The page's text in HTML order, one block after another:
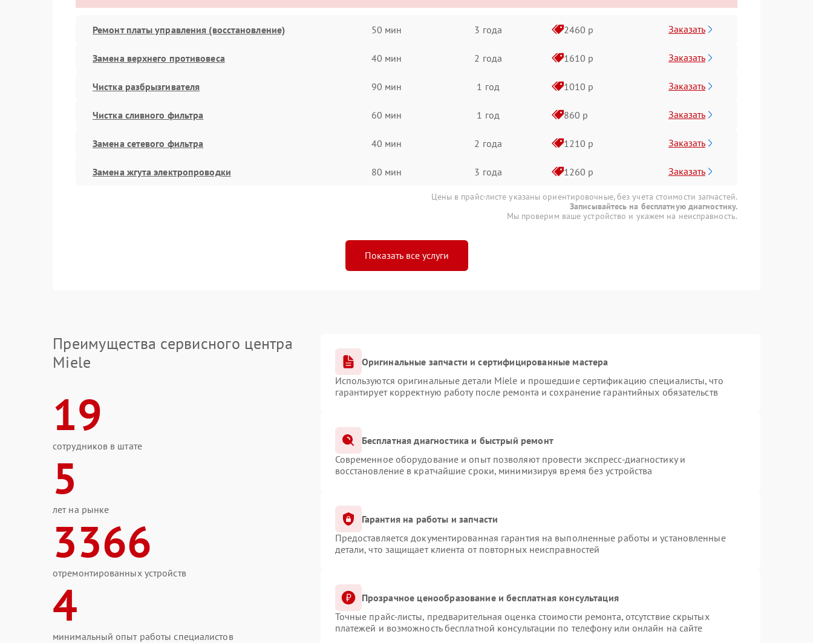
Ремонт платы управления (восстановление) 50 мин 3 года 2460 р Заказать
Замена верхнего противовеса 40 мин 2 года 1610 р Заказать
Чистка разбрызгивателя 90 мин 1 год 1010 р Заказать
Чистка сливного фильтра 60 мин 1 год 860 р Заказать
Замена сетевого фильтра 40 мин 2 года 1210 р Заказать
Замена жгута электропроводки 80 мин 3 года 1260 р Заказать
Цены в прайс-листе указаны ориентировочные, без учета стоимости запчастей.
Записывайтесь на бесплатную диагностику.
Мы проверим ваше устройство и укажем на неисправность.
Показать все услуги
Преимущества сервисного центра
Miele
19
сотрудников в штате
5
лет на рынке
3366
отремонтированных устройств
4
минимальный опыт работы специалистов
Оригинальные запчасти и сертифицированные мастера
Используются оригинальные детали Miele и прошедшие сертификацию специалисты, что
гарантирует корректную работу после ремонта и сохранение гарантийных обязательств
Бесплатная диагностика и быстрый ремонт
Современное оборудование и опыт позволяют провести экспресс-диагностику и
восстановление в кратчайшие сроки, минимизируя время без устройства
Гарантия на работы и запчасти
Предоставляется документированная гарантия на выполненные работы и установленные
детали, что защищает клиента от повторных неисправностей
Прозрачное ценообразование и бесплатная консультация
Точные прайс-листы, предварительная оценка стоимости ремонта, отсутствие скрытых
платежей и возможность бесплатной консультации по телефону или онлайн на сайте